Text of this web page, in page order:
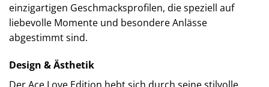
einzigartigen Geschmacksprofilen, die speziell auf
liebevolle Momente und besondere Anlässe
abgestimmt sind.
Design & Ästhetik